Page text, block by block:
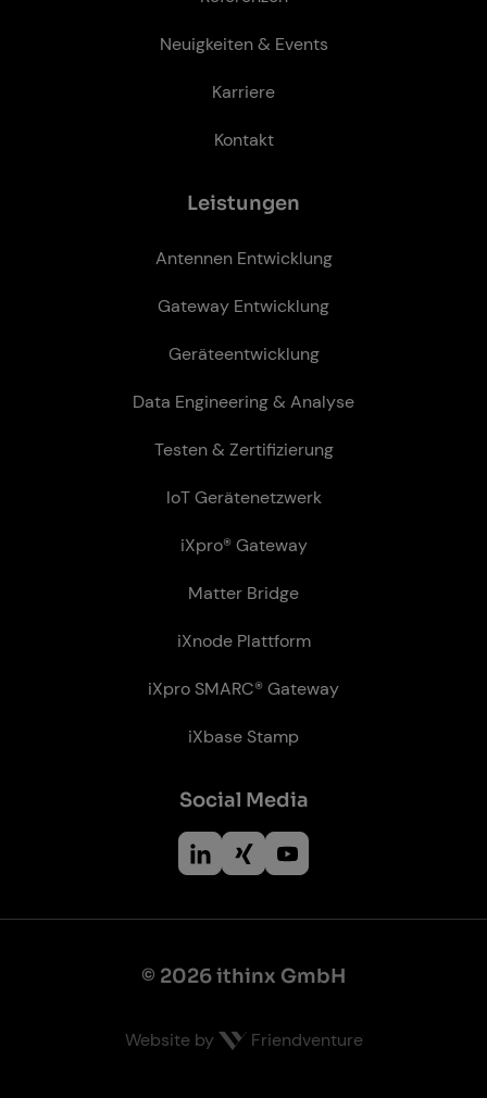
Neuigkeiten & Events
Karriere
Kontakt
Leis­tun­gen
Antennen Entwicklung
Gateway Entwicklung
Geräteentwicklung
Data Engineering & Analyse
Testen & Zertifizierung
IoT Gerätenetzwerk
iXpro® Gateway
Matter Bridge
iXnode Plattform
iXpro SMARC® Gateway
iXbase Stamp
So­ci­al Me­dia
© 2026 ithinx GmbH
Website by Friendventure